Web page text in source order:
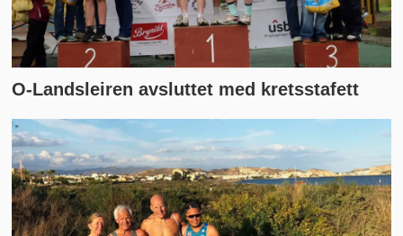
O-Landsleiren avsluttet med kretsstafett